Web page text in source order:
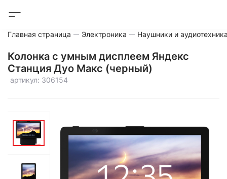
Главная страница Электроника Наушники и
Колонка с умным дисплеем Яндекс
Станция Дуо Макс (черный)
артикул: 306154